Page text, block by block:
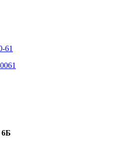
61
6Б